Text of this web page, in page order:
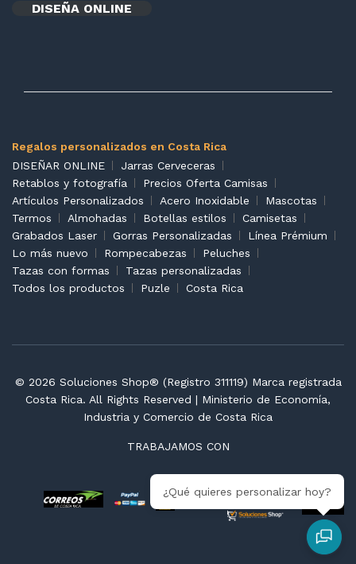
DISEÑA ONLINE
Regalos personalizados en Costa Rica
DISEÑAR ONLINE
Jarras Cerveceras
Retablos y fotografía
Precios Oferta Camisas
Artículos Personalizados
Acero Inoxidable
Mascotas
Termos
Almohadas Botellas estilos
Camisetas
Grabados Laser
Gorras Personalizadas
Línea Prémium
Lo más nuevo
Rompecabezas
Peluches
Tazas con formas
Tazas personalizadas
Todos los productos
Puzle Costa Rica
© 2026 Soluciones Shop® (Registro 311119) Marca registrada
Costa Rica. All Rights Reserved | Ministerio de Economía,
Industria y Comercio de Costa Rica
TRABAJAMOS CON
¿Qué quieres personalizar hoy?